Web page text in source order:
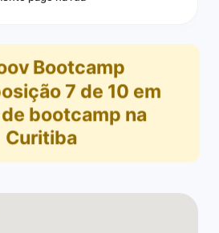
Bootcamp
7 de 10 em
bootcamp na
Curitiba